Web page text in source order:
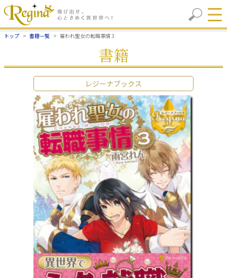
トップ 書籍一覧 雇われ聖女の転職事情３
書籍
レジーナブックス